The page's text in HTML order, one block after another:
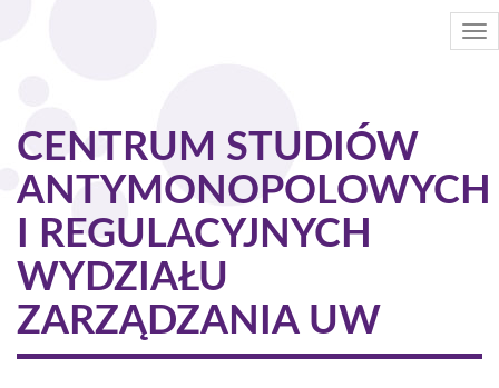
CENTRUM STUDIÓW
ANTYMONOPOLOWYCH
I REGULACYJNYCH
WYDZIAŁU
ZARZĄDZANIA UW